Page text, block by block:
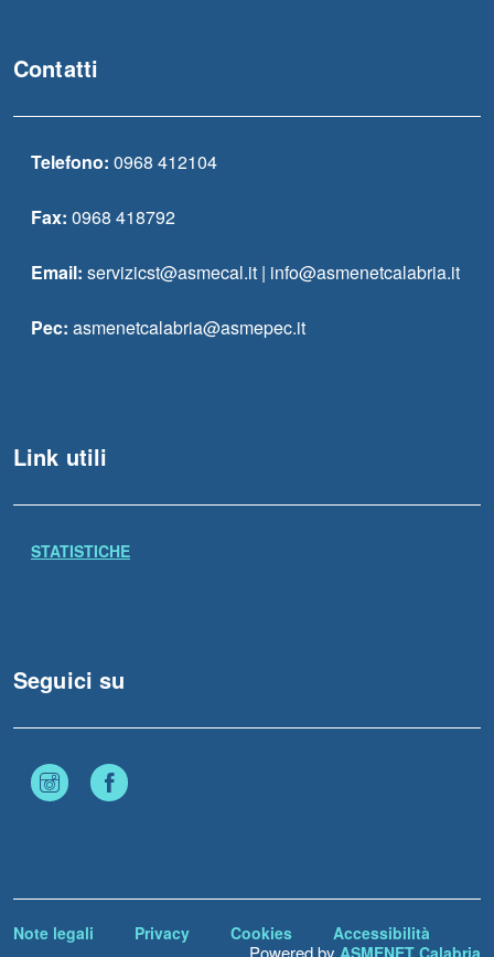
Contatti
Telefono: 0968 412104
Fax: 0968 418792
Email: servizicst@asmecal.it | info@asmenetcalabria.it
Pec: asmenetcalabria@asmepec.it
Link utili
STATISTICHE
Seguici su
Instagram
Note legali Privacy Cookies Accessibilità
Powered by ASMENET Calabria